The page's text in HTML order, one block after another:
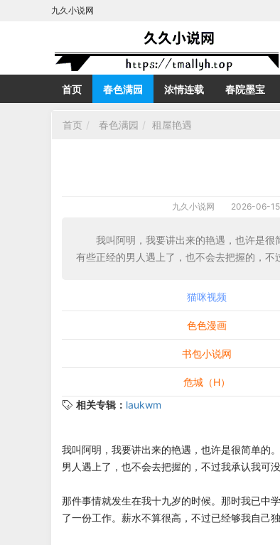
九久小说网
首页 春色满园 浓情连载 春院墨宝
首页 春色满园 租屋艳遇
九久小说网 2026-06-
我叫阿明，我要讲出来的艳遇，也许是
有些正经的男人遇上了，也不会去把握的，不
猫咪视频
色色漫画
书包小说网
危城（H）
相关专辑： laukwm
我叫阿明，我要讲出来的艳遇，也许是很简单的
男人遇上了，也不会去把握的，不过我承认我可没
那件事情就发生在我十九岁的时候。那时我已中
了一份工作。薪水不算很高，不过已经够我自己